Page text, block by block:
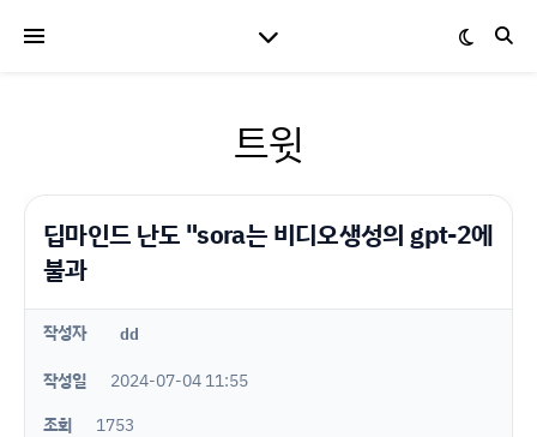
트윗
딥마인드 난도 "sora는 비디오생성의 gpt-2에
불과
작성자 dd
작성일
2024-07-04 11:55
조회
1753